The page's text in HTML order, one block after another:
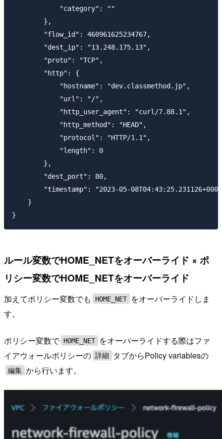
            "category": ""
        },
        "flow_id": 460961625234767,
        "dest_ip": "13.248.175.13",
        "proto": "TCP",
        "http": {
            "hostname": "dev.classmethod.jp",
            "url": "/",
            "http_user_agent": "curl/7.88.1",
            "http_method": "HEAD",
            "protocol": "HTTP/1.1",
            "length": 0
        },
        "dest_port": 80,
"timestamp": "2023-05-
    }
ルール変数でHOME_NETをオーバーライド × ポ
リシー変数でHOME_NETをオーバーライド
加えてポリシー変数でも HOME_NET
をオーバーライドしま
す。
ポリシー変数で HOME_NET
をオーバーライドする際はファ
イアウォールポリシーの 詳細 タブからPolicy variablesの
編集 から行います。